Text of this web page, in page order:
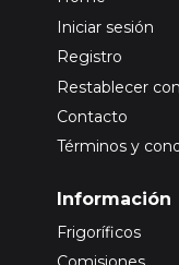
Iniciar sesión
Registro
Restablecer
Contacto
Términos y
Información
Frigoríficos